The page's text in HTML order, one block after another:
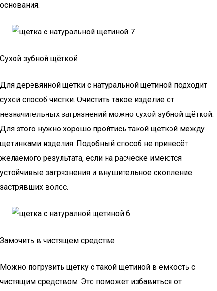
основания.
Сухой зубной щёткой
Для деревянной щётки с натуральной щетиной подходит
сухой способ чистки. Очистить такое изделие от
незначительных загрязнений можно сухой зубной щёткой.
Для этого нужно хорошо пройтись такой щёткой между
щетинками изделия. Подобный способ не принесёт
желаемого результата, если на расчёске имеются
устойчивые загрязнения и внушительное скопление
застрявших волос.
Замочить в чистящем средстве
Можно погрузить щётку с такой щетиной в ёмкость с
чистящим средством. Это поможет избавиться от